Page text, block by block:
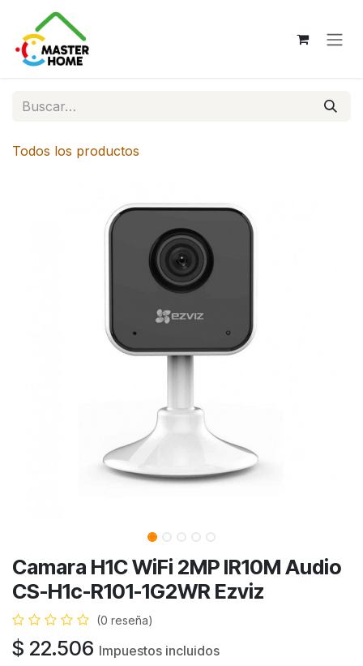
Ir al contenido
Todos los productos
Camara H1C WiFi 2MP IR10M Audio
CS-H1c-R101-1G2WR Ezviz
(0 reseña)
$ 22.506 Impuestos incluidos